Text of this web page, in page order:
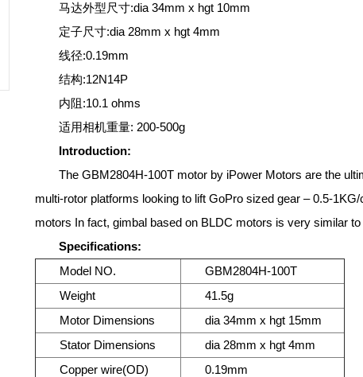
马达外型尺寸:dia 34mm x hgt 10mm
定子尺寸:dia 28mm x hgt 4mm
线径:0.19mm
结构:12N14P
内阻:10.1 ohms
适用相机重量: 200-500g
Introduction:
The GBM2804H-100T motor by iPower Motors are the
multi-rotor platforms looking to lift GoPro sized gear – 0.5-
motors In fact, gimbal based on BLDC motors is very similar
Specifications:
Model NO.
GBM2804H-100T
Weight
41.5g
Motor Dimensions
dia 34mm x hgt 15mm
Stator Dimensions
dia 28mm x hgt 4mm
Copper wire(OD)
0.19mm